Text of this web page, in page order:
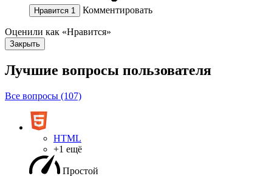
Нравится 1 Комментировать
Оценили как «Нравится»
Закрыть
Лучшие вопросы пользователя
Все вопросы (107)
HTML
+1 ещё
Простой